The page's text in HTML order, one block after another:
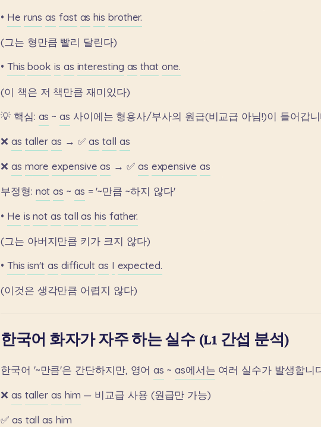
• He runs as fast as his brother.
(그는 형만큼 빨리 달린다)
• This book is as interesting as that one.
(이 책은 저 책만큼 재미있다)
💡 핵심: as ~ as 사이에는 형용사/부사의 원급(비교급 아님!)이 들어갑
❌ as taller as → ✅ as tall as
❌ as more expensive as → ✅ as expensive as
부정형: not as ~ as = '~만큼 ~하지 않다'
• He is not as tall as his father.
(그는 아버지만큼 키가 크지 않다)
• This isn't as difficult as I expected.
(이것은 생각만큼 어렵지 않다)
한국어 화자가 자주 하는 실수 (L1 간섭 분석)
한국어 '~만큼'은 간단하지만, 영어 as ~ as에서는 여러 실수가 발생합니
❌ as taller as him — 비교급 사용 (원급만 가능)
✅ as tall as him